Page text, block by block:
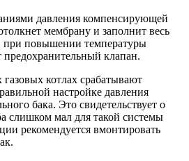
давления компенсирующей
мембрану и заполнит весь
при повышении температуры
предохранительный клапан.
котлах срабатывают
настройке давления
бака. Это свидетельствует о
слишком мал для такой системы
рекомендуется вмонтировать